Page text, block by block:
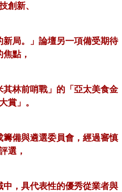
創新、
局。」論壇另一項備受期待
焦點，
其林前哨戰」的「亞太美食金
賞」。
備與遴選委員會，經過審慎
選，
，具代表性的優秀從業者與